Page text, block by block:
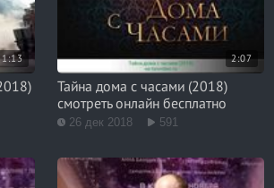
1:13 2:07
Тайна дома с часами (2018)
смотреть онлайн бесплатно
26 дек 2018 591